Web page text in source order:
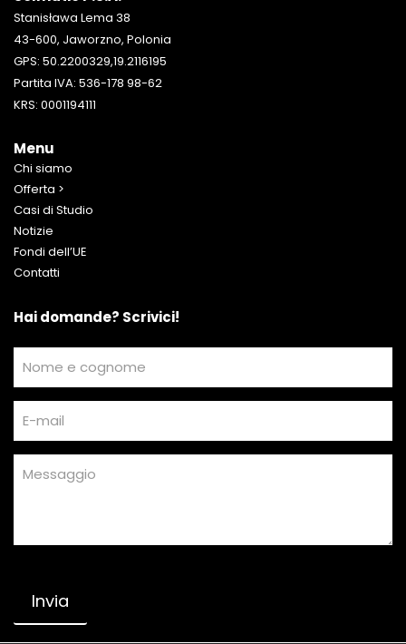
Stanisława Lema 38
43-600, Jaworzno, Polonia
GPS: 50.2200329,19.2116195
Partita IVA: 536-178 98-62
KRS: 0001194111
Menu
Chi siamo
Offerta
Casi di Studio
Notizie
Fondi dell’UE
Contatti
Hai domande? Scrivici!